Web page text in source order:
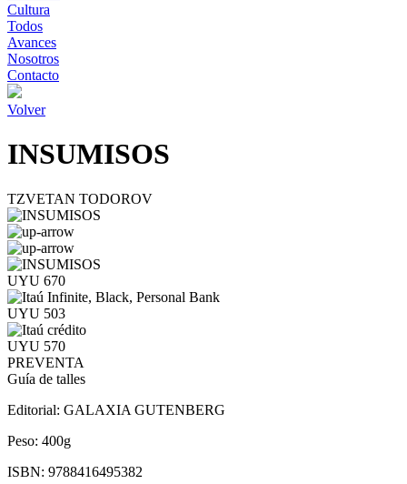
Cultura
Todos
Avances
Nosotros
Contacto
Volver
INSUMISOS
TZVETAN TODOROV
UYU 670
UYU 503
UYU 570
PREVENTA
Guía de talles
Editorial: GALAXIA GUTENBERG
Peso: 400g
ISBN: 9788416495382